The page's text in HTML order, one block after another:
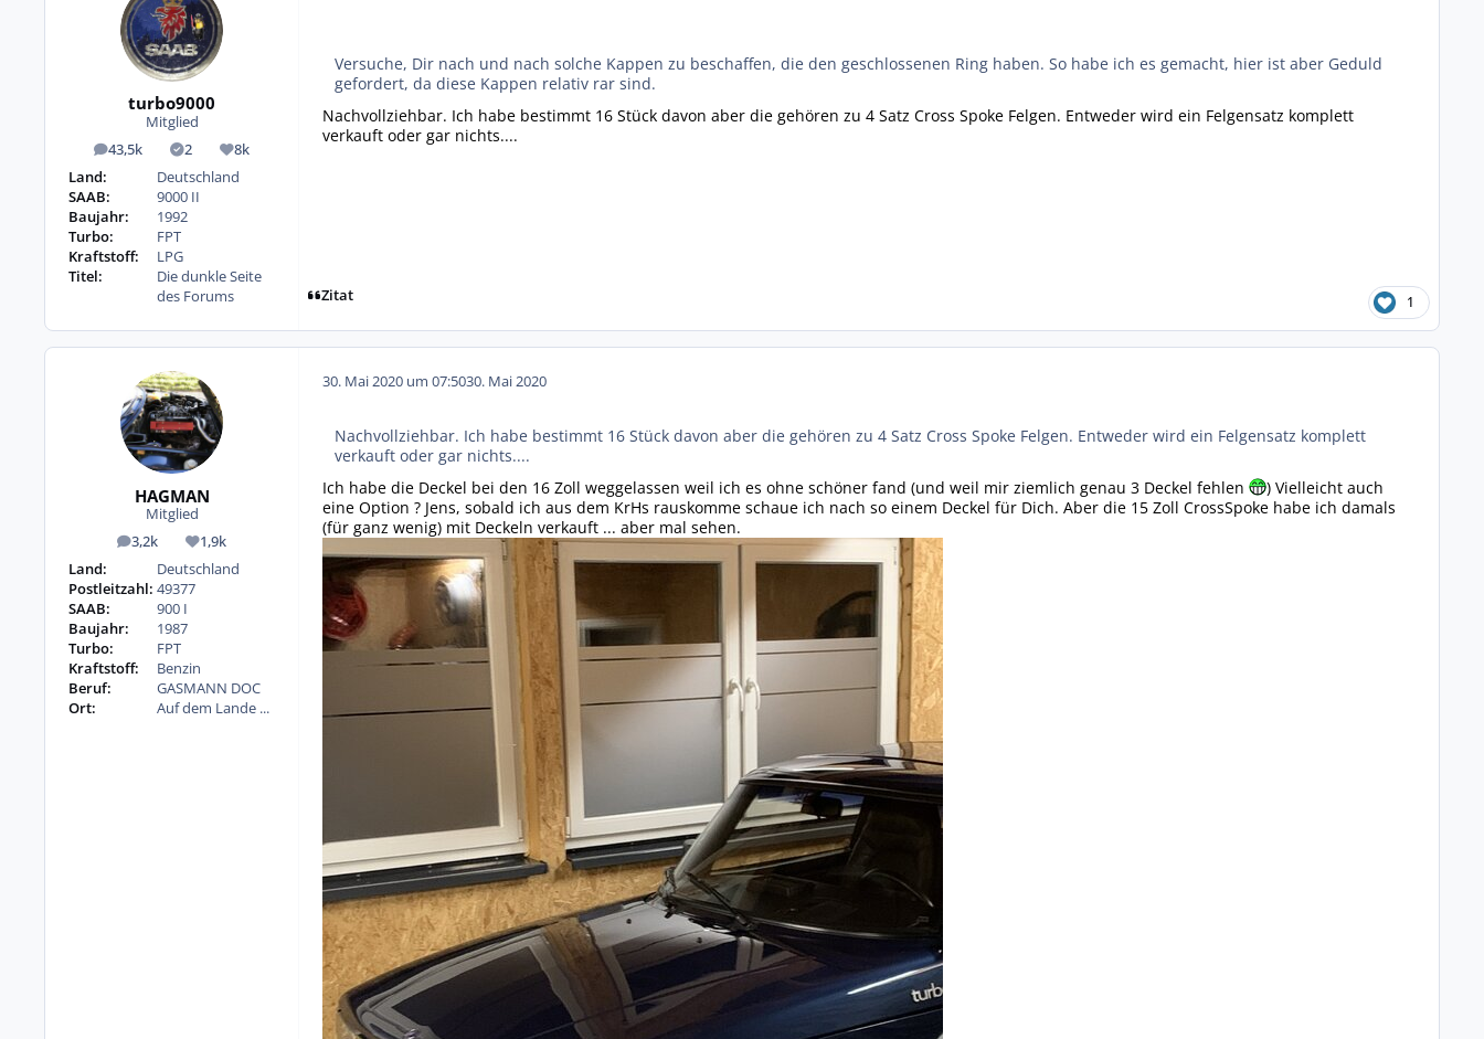
turbo9000
Mitglied
43,5k
Beiträge 2
Lösungen
8k
Reputation
Land:
Deutschland
SAAB:
9000 II
Baujahr:
1992
Turbo:
FPT
Kraftstoff:
LPG
Titel:
Die dunkle Seite
des Forums
Versuche, Dir nach und nach solche Kappen zu beschaffen, die den geschlossenen Ring haben. So habe ich es gemacht, hier ist aber Geduld
gefordert, da diese Kappen relativ rar sind.
Nachvollziehbar. Ich habe bestimmt 16 Stück davon aber die gehören zu 4 Satz Cross Spoke Felgen. Entweder wird ein Felgensatz komplett
verkauft oder gar nichts....
Zitat 1
HAGMAN
Mitglied
3,2k
Beiträge 1,9k
Reputation
Land:
Deutschland
Postleitzahl: 49377
SAAB:
900 I
Baujahr:
1987
Turbo:
FPT
Kraftstoff:
Benzin
Beruf:
GASMANN DOC
Ort:
Auf dem Lande ...
30. Mai 2020 um 07:5030. Mai 2020
Nachvollziehbar. Ich habe bestimmt 16 Stück davon aber die gehören zu 4 Satz Cross Spoke Felgen. Entweder wird ein Felgensatz komplett
verkauft oder gar nichts....
Ich habe die Deckel bei den 16 Zoll weggelassen weil ich es ohne schöner fand (und weil mir ziemlich genau 3 Deckel fehlen
) Vielleicht auch
eine Option ? Jens, sobald ich aus dem KrHs rauskomme schaue ich nach so einem Deckel für Dich. Aber die 15 Zoll CrossSpoke habe ich damals
(für ganz wenig) mit Deckeln verkauft ... aber mal sehen.